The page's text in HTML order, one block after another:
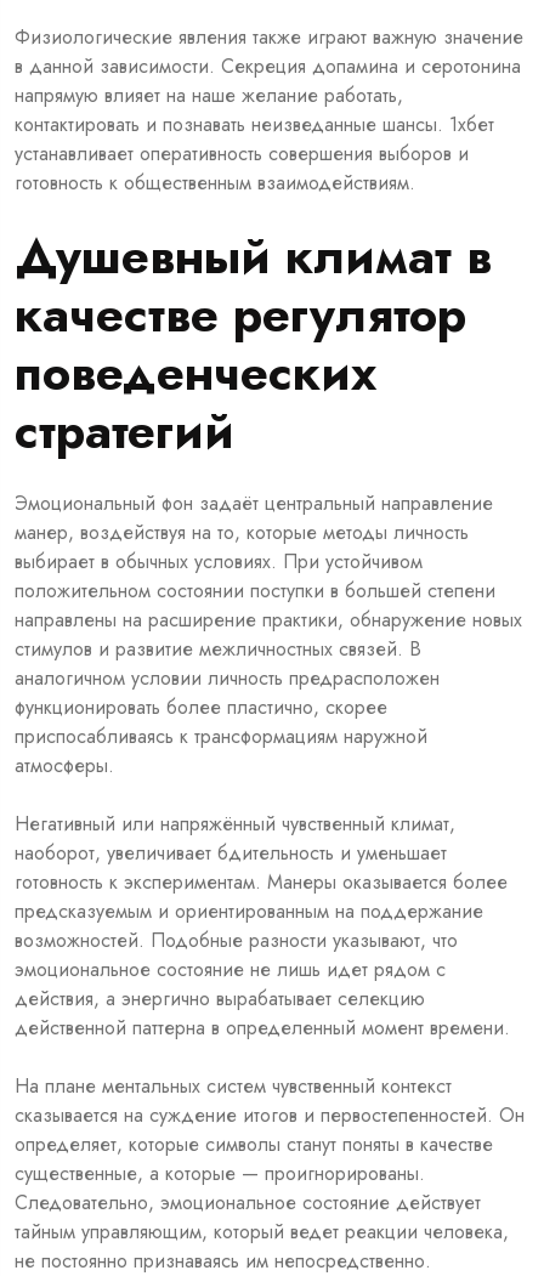
Физиологические явления также играют важную значение
в данной зависимости. Секреция допамина и серотонина
напрямую влияет на наше желание работать,
контактировать и познавать неизведанные шансы. 1хбет
устанавливает оперативность совершения выборов и
готовность к общественным взаимодействиям.
Душевный климат в
качестве регулятор
поведенческих
стратегий
Эмоциональный фон задаёт центральный направление
манер, воздействуя на то, которые методы личность
выбирает в обычных условиях. При устойчивом
положительном состоянии поступки в большей степени
направлены на расширение практики, обнаружение новых
стимулов и развитие межличностных связей. В
аналогичном условии личность предрасположен
функционировать более пластично, скорее
приспосабливаясь к трансформациям наружной
атмосферы.
Негативный или напряжённый чувственный климат,
наоборот, увеличивает бдительность и уменьшает
готовность к экспериментам. Манеры оказывается более
предсказуемым и ориентированным на поддержание
возможностей. Подобные разности указывают, что
эмоциональное состояние не лишь идет рядом с
действия, а энергично вырабатывает селекцию
действенной паттерна в определенный момент времени.
На плане ментальных систем чувственный контекст
сказывается на суждение итогов и первостепенностей. Он
определяет, которые символы станут поняты в качестве
существенные, а которые — проигнорированы.
Следовательно, эмоциональное состояние действует
тайным управляющим, который ведет реакции человека,
не постоянно признаваясь им непосредственно.